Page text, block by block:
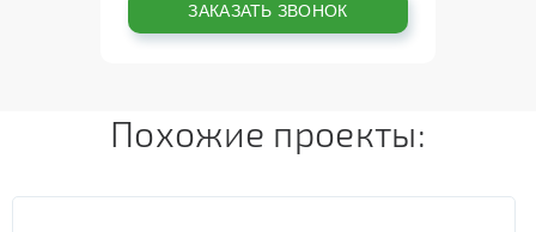
Похожие проекты: